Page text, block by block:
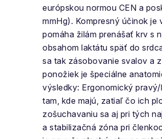
európskou normou CEN a
mmHg). Kompresný účinok
pomáha žilám prenášať krv s
obsahom laktátu späť do
sa tak zásobovanie svalov a
ponožiek je špeciálne
výsledky: Ergonomický
tam, kde majú, zatiaľ čo ich
zošuchavaniu sa aj pri tých
a stabilizačná zóna pri